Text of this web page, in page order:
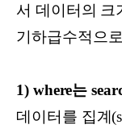
서 데이터의 크
기하급수적으
1) where는
데이터를 집계